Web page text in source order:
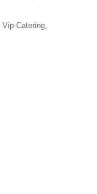
Catering,